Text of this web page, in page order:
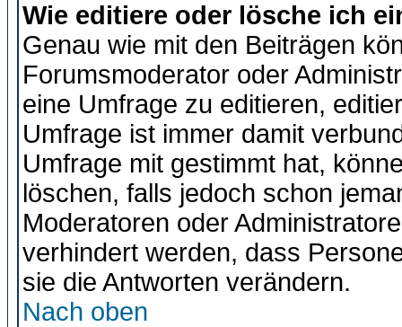
Wie editiere oder lösche ich
Genau wie mit den Beiträgen
Forumsmoderator oder
eine Umfrage zu editieren,
Umfrage ist immer damit
Umfrage mit gestimmt hat,
löschen, falls jedoch schon
Moderatoren oder
verhindert werden, dass
sie die Antworten verändern.
Nach oben